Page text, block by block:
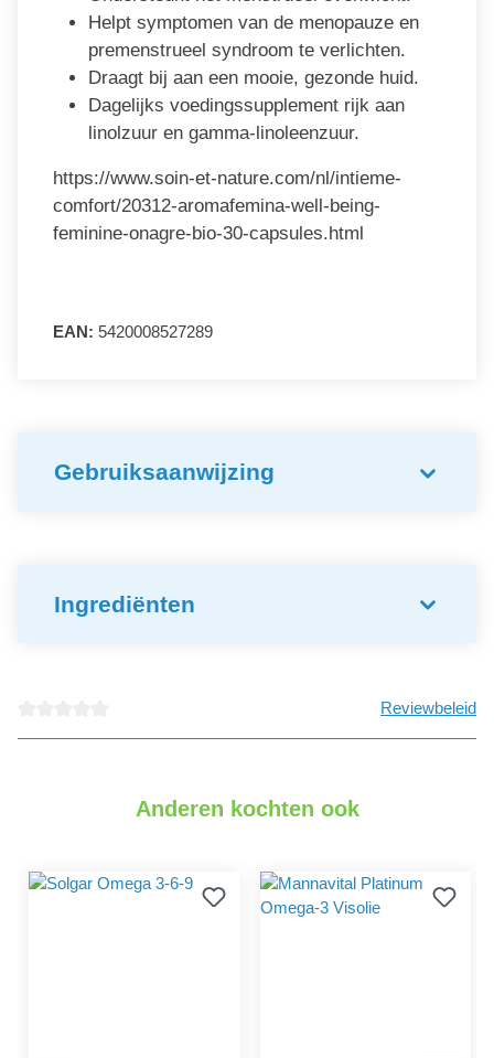
Helpt symptomen van de menopauze en
premenstrueel syndroom te verlichten.
Draagt bij aan een mooie, gezonde huid.
Dagelijks voedingssupplement rijk aan
linolzuur en gamma-linoleenzuur.
https://www.soin-et-nature.com/nl/intieme-
comfort/20312-aromafemina-well-being-
feminine-onagre-bio-30-capsules.html
EAN: 5420008527289
Gebruiksaanwijzing
Ingrediënten
Reviewbeleid
Anderen kochten ook